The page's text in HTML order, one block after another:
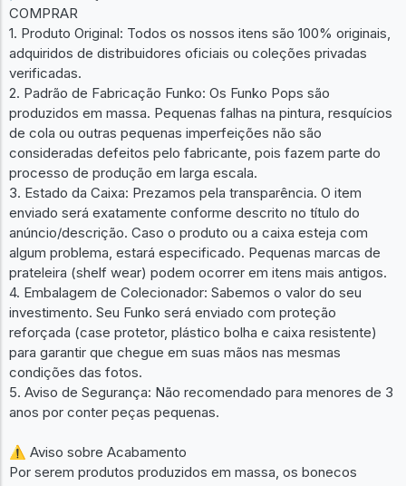
COMPRAR
1. Produto Original: Todos os nossos itens são 100% originais,
adquiridos de distribuidores oficiais ou coleções privadas
verificadas.
2. Padrão de Fabricação Funko: Os Funko Pops são
produzidos em massa. Pequenas falhas na pintura, resquícios
de cola ou outras pequenas imperfeições não são
consideradas defeitos pelo fabricante, pois fazem parte do
processo de produção em larga escala.
3. Estado da Caixa: Prezamos pela transparência. O item
enviado será exatamente conforme descrito no título do
anúncio/descrição. Caso o produto ou a caixa esteja com
algum problema, estará especificado. Pequenas marcas de
prateleira (shelf wear) podem ocorrer em itens mais antigos.
4. Embalagem de Colecionador: Sabemos o valor do seu
investimento. Seu Funko será enviado com proteção
reforçada (case protetor, plástico bolha e caixa resistente)
para garantir que chegue em suas mãos nas mesmas
condições das fotos.
5. Aviso de Segurança: Não recomendado para menores de 3
anos por conter peças pequenas.
⚠️ Aviso sobre Acabamento
Por serem produtos produzidos em massa, os bonecos